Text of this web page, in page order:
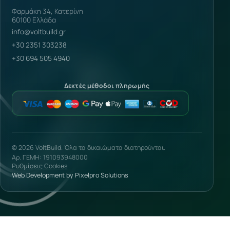
Φαρμάκη 34, Κατερίνη
60100 Ελλάδα
info@voltbuild.gr
+30 2351 303238
+30 694 505 4940
Δεκτές μέθοδοι πληρωμής
© 2026 VoltBuild. Όλα τα δικαιώματα διατηρούνται.
Αρ. ΓΕΜΗ: 191093948000
Ρυθμίσεις Cookies
Web Development by Pixelpro Solutions